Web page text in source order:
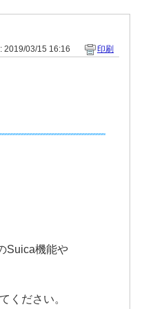
2019/03/15 16:16 印刷
Suica機能や
ください。